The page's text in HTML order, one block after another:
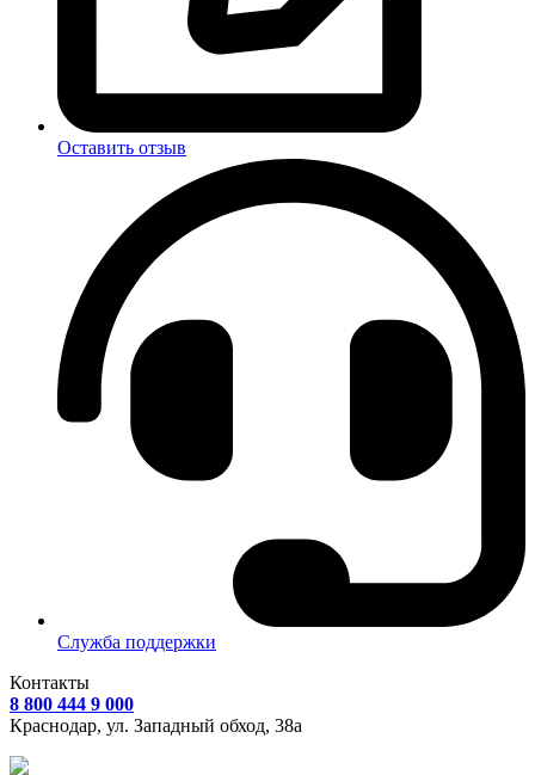
Оставить отзыв
Служба поддержки
Контакты
8 800 444 9 000
Краснодар, ул. Западный обход, 38а